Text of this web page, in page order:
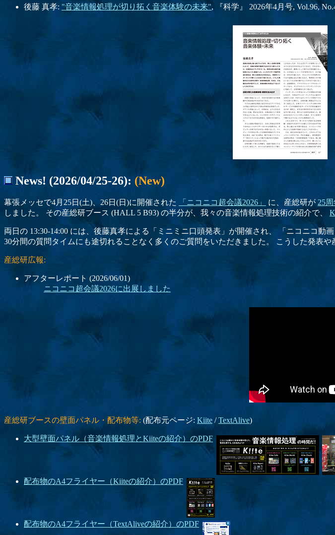
後藤 真孝: "音楽情報処理が切り拓く音楽体験の未来", 『科学』 2026年4月号, Vol.96,
News! (2026/04/25-26): (New)
幕張メッセで4月25日(土)、26日(日)に開催された 「ニコニコ超会議2026」 に、産総研が 25
しました。 その産総研ブース (HALL 5 B93) の半分が、我々の音楽情報処理技術の紹介で、
両日の 13:30-14:00 には、後藤真孝による「ミニミニ口頭発表」が開催され、 「ニコニコ
30分間の質問タイムにも途切れることなく多くのご質問をいただきました。 こうした発表
産総研広報:
アフターレポート (2026/06/01)
ニコニコ超会議2026に出展しました
産総研ブースの壁面パネル・配布物等: (配布元ページ: Kiite /TextAlive)
大型壁面パネル（音楽情報処理とKiiteの紹介）のPDF
配布物のA4フライヤー（Kiiteの紹介）のPDF
配布物のA4フライヤー（TextAliveの紹介）のPDF